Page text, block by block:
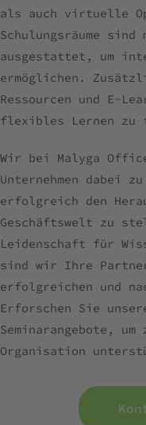
als auch virtuelle
Schulungsräume
ausgestattet, um
ermöglichen.
Ressourcen und E-
flexibles Lernen zu
Wir bei Malyga
Unternehmen dabei
erfolgreich den
Geschäftswelt zu
Leidenschaft für
sind wir Ihre
erfolgreichen und
Erforschen Sie
Seminarangebote,
Organisation